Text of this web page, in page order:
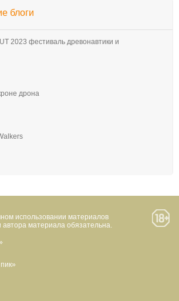
блоги
2023 фестиваль древонавтики и
дрона
использовании материалов
автора материала обязательна.